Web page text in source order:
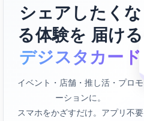
シェアしたくな
る体験を 届ける
デジスタカード
イベント・店舗・推し活・プロモ
ーションに。
スマホをかざすだけ。アプリ不要